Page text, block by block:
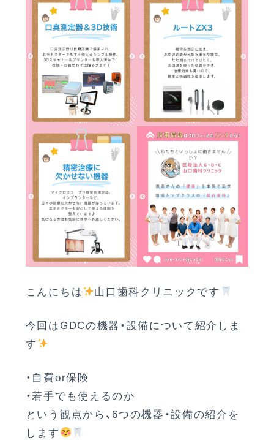
こんにちは 山口歯科クリニックです
今回はGDCの機器・設備について紹介しま
す
・自費or保険
・若手でも使えるのか
という観点から、6つの機器・設備の紹介を
します